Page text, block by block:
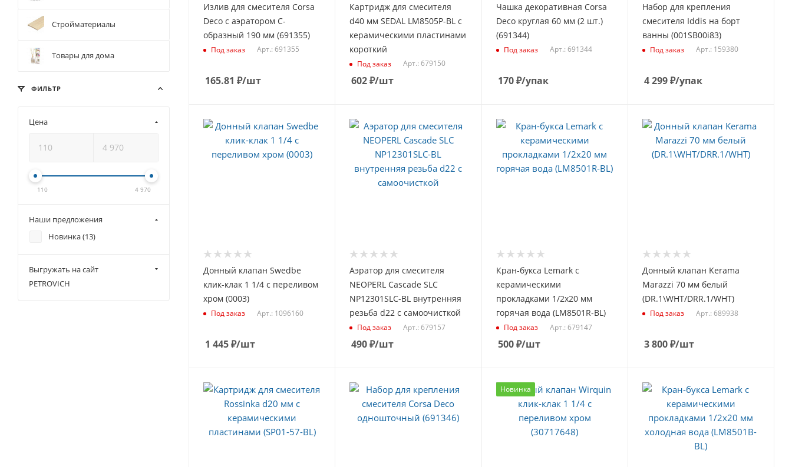
Излив для смесителя Corsa
Deco с аэратором C-
образный 190 мм (691355)
Под заказ Арт.: 691355
165.81 ₽/шт
Картридж для смесителя
d40 мм SEDAL LM8505P-BL с
керамическими пластинами
короткий
Под заказ Арт.: 679150
602₽/шт
Чашка декоративная Corsa
Deco круглая 60 мм (2 шт.)
(691344)
Под заказ Арт.: 691344
170₽/упак
Набор для крепления
смесителя Iddis на борт
ванны (001SB00i83)
Под заказ Арт.: 159380
4 299₽/упак
Донный клапан Swedbe
клик-клак 1 1/4 с переливом
хром (0003)
Под заказ Арт.: 1096160
1 445₽/шт
Аэратор для смесителя
NEOPERL Cascade SLC
NP12301SLC-BL внутренняя
резьба d22 с самоочисткой
Под заказ Арт.: 679157
490₽/шт
Кран-букса Lemark с
керамическими
прокладками 1/2х20 мм
горячая вода (LM8501R-BL)
Под заказ Арт.: 679147
500₽/шт
Донный клапан Kerama
Marazzi 70 мм белый
(DR.1\WHT/DRR.1/WHT)
Под заказ Арт.: 689938
3 800₽/шт
Новинка
Стройматериалы
Товары для дома
ФИЛЬТР
Цена
110 4 970
Наши предложения
Новинка (13)
Выгружать на сайт
PETROVICH